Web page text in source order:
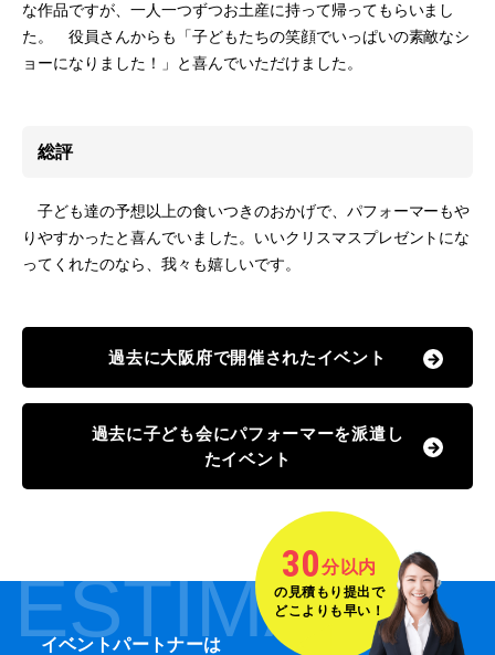
な作品ですが、一人一つずつお土産に持って帰ってもらいまし
た。 役員さんからも「子どもたちの笑顔でいっぱいの素敵なシ
ョーになりました！」と喜んでいただけました。
総評
子ども達の予想以上の食いつきのおかげで、パフォーマーもや
りやすかったと喜んでいました。いいクリスマスプレゼントにな
ってくれたのなら、我々も嬉しいです。
過去に大阪府で開催されたイベント
過去に子ども会にパフォーマーを派遣し
たイベント
ESTIMATE
イベントパートナーは
30分以内
の見積もり提出で
どこよりも早い！